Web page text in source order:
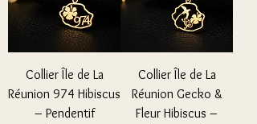
Collier Île de La
Réunion 974 Hibiscus
– Pendentif
Collier Île de La
Réunion Gecko &
Fleur Hibiscus –